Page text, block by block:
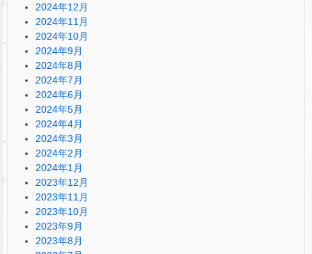
2024年12月
2024年11月
2024年10月
2024年9月
2024年8月
2024年7月
2024年6月
2024年5月
2024年4月
2024年3月
2024年2月
2024年1月
2023年12月
2023年11月
2023年10月
2023年9月
2023年8月